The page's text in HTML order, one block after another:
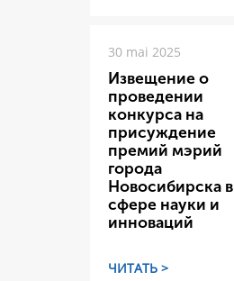
30 mai 2025
Извещение о
проведении
конкурса на
присуждение
премий мэрий
города
Новосибирска в
сфере науки и
инноваций
ЧИТАТЬ >